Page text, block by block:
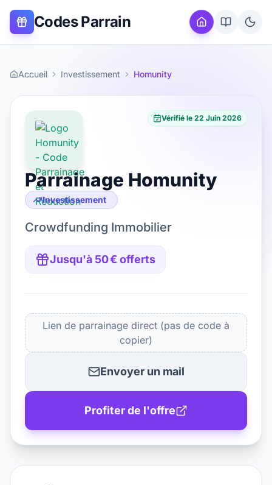
Codes Parrain
Accueil Investissement Homunity
Vérifié le 22 Juin 2026
Parrainage Homunity
Investissement
Crowdfunding Immobilier
Jusqu'à 50 € offerts
Lien de parrainage direct (pas de code à
copier)
Envoyer un mail
Profiter de l'offre